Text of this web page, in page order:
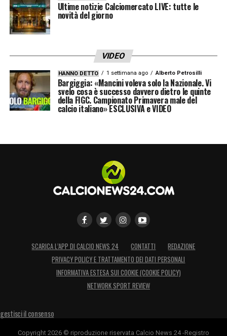
Ultime notizie Calciomercato LIVE: tutte le
novità del giorno
VIDEO
HANNO DETTO 1 settimana ago Alberto Petrosilli
Bargiggia: «Mancini voleva solo la Nazionale. Vi
svelo cosa è successo davvero dietro le quinte
della FIGC. Campionato Primavera male del
calcio italiano» ESCLUSIVA e VIDEO
SCARICA L’APP DI CALCIO NEWS 24 CONTATTI
REDAZIONE
PRIVACY POLICY E TRATTAMENTO DEI DATI PERSONALI
INFORMATIVA ESTESA SUI COOKIE (COOKIE POLICY)
NETWORK SPORT REVIEW
gestisci il consenso
Copyright 2026 © riproduzione riservata Calcio News 24 -Registro